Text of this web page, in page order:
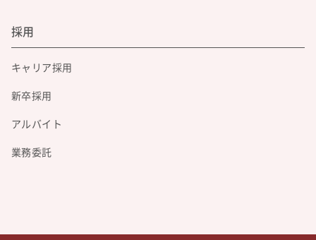
採用
キャリア採用
新卒採用
アルバイト
業務委託